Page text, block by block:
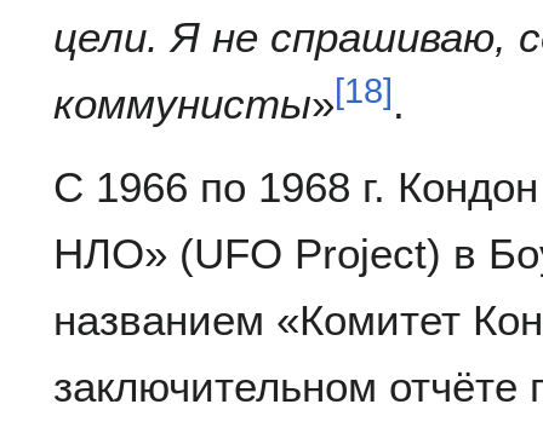
цели. Я не спрашиваю,
коммунисты»[18] .
С 1966 по 1968 г.
НЛО» (UFO Project) в
названием «Комитет
заключительном отчёте